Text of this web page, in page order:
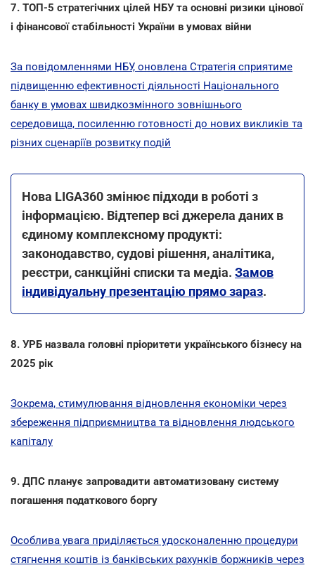
7. ТОП-5 стратегічних цілей НБУ та основні ризики цінової
і фінансової стабільності України в умовах війни
За повідомленнями НБУ, оновлена Стратегія сприятиме
підвищенню ефективності діяльності Національного
банку в умовах швидкозмінного зовнішнього
середовища, посиленню готовності до нових викликів та
різних сценаріїв розвитку подій
Нова LIGA360 змінює підходи в роботі з
інформацією. Відтепер всі джерела даних в
єдиному комплексному продукті:
законодавство, судові рішення, аналітика,
реєстри, санкційні списки та медіа. Замов
індивідуальну презентацію прямо зараз.
8. УРБ назвала головні пріоритети українського бізнесу на
2025 рік
Зокрема, стимулювання відновлення економіки через
збереження підприємництва та відновлення людського
капіталу
9. ДПС планує запровадити автоматизовану систему
погашення податкового боргу
Особлива увага приділяється удосконаленню процедури
стягнення коштів із банківських рахунків боржників через